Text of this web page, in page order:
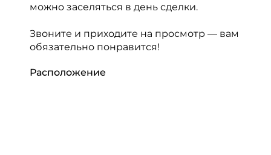
можно заселяться в день сделки.
Звоните и приходите на просмотр — вам
обязательно понравится!
Расположение